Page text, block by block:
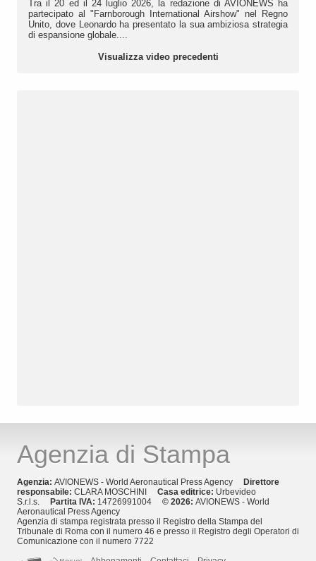
Tra il 20 ed il 24 luglio 2026, la redazione di AVIONEWS ha
partecipato al "Farnborough International Airshow" nel Regno
Unito, dove Leonardo ha presentato la sua ambiziosa strategia
di espansione globale....
Visualizza video precedenti
Agenzia di Stampa
Agenzia: AVIONEWS - World Aeronautical Press Agency
Direttore
responsabile: CLARA MOSCHINI Casa editrice: Urbevideo
S.r.l.s.
Partita IVA: 14726991004 © 2026: AVIONEWS - World
Aeronautical Press Agency
Agenzia di stampa registrata presso il Registro della Stampa del
Tribunale di Roma con il numero 46 e presso il Registro degli Operatori di
Comunicazione con il numero 7722